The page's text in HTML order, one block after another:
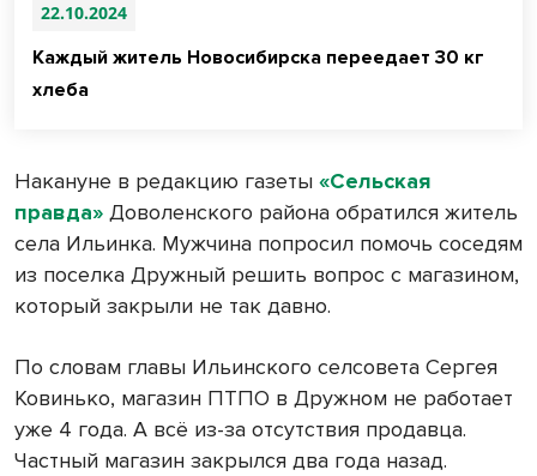
22.10.2024
Каждый житель Новосибирска переедает 30 кг
хлеба
Накануне в редакцию газеты «Сельская
правда» Доволенского района обратился житель
села Ильинка. Мужчина попросил помочь соседям
из поселка Дружный решить вопрос с магазином,
который закрыли не так давно.
По словам главы Ильинского селсовета Сергея
Ковинько, магазин ПТПО в Дружном не работает
уже 4 года. А всё из-за отсутствия продавца.
Частный магазин закрылся два года назад.